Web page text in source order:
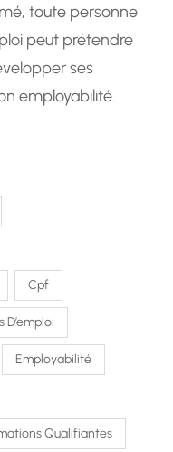
toute personne
peut prétendre
ses
employabilité.
Cpf
D’emploi
Employabilité
Qualifiantes